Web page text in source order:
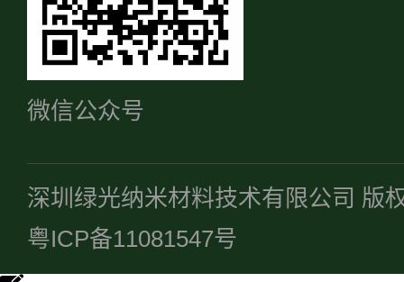
微信公众号
深圳绿光纳米材料技术有限公司 版
粤ICP备11081547号